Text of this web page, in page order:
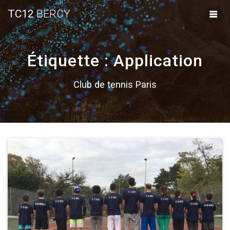
Skip
to
content
TC12BERCY
Étiquette :Application
Club de tennis Paris